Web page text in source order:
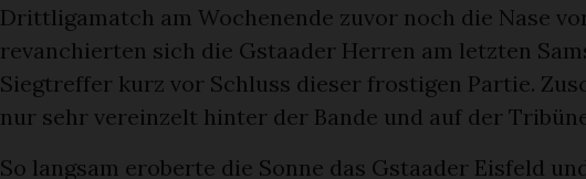
Drittligamatch am Wochenende zuvor noch die Nase
revanchierten sich die Gstaader Herren am letzten
Siegtreffer kurz vor Schluss dieser frostigen Partie.
nur sehr vereinzelt hinter der Bande und auf der
So langsam eroberte die Sonne das Gstaader Eisfeld